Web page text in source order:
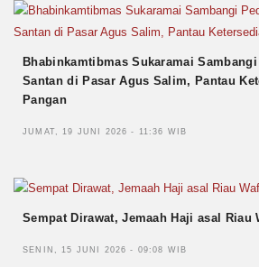
Bhabinkamtibmas Sukaramai
Santan di Pasar Agus Salim, Pantau
Pangan
JUMAT, 19 JUNI 2026 - 11:36 WIB
Sempat Dirawat, Jemaah Haji asal Riau
SENIN, 15 JUNI 2026 - 09:08 WIB